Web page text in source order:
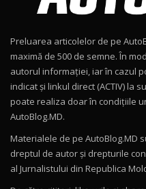
15:22
Mercedes-
Drive
16:27
11
Noul Volvo
12
Noul MG
16:48
Preluarea articolelor de pe
maximă de 500 de semne. În
autorul informației, iar în cazul
indicat și linkul direct (ACTIV) la
poate realiza doar în condițiile
AutoBlog.MD.
Materialele de pe AutoBlog.MD
dreptul de autor și drepturile
al Jurnalistului din Republica